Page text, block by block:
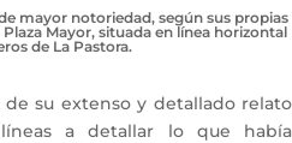
mayor notoriedad, según sus propias
Mayor, situada en línea horizontal
de La Pastora.
su extenso y detallado relato
a detallar lo que había